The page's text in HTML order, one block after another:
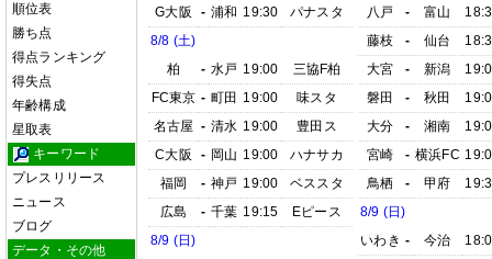
順位表
勝ち点
得点ランキング
得失点
年齢構成
星取表
キーワード
プレスリリース
ニュース
ブログ
データ・その他
G大阪
- 浦和 19:30
パナスタ
8/8 (土)
柏
- 水戸 19:00
三協F柏
FC東京 - 町田 19:00
味スタ
名古屋 - 清水 19:00
豊田ス
C大阪
- 岡山 19:00
ハナサカ
福岡
- 神戸 19:00
ベススタ
広島
- 千葉 19:15
Eピース
8/9 (日)
八戸
- 富山
藤枝
- 仙台
大宮
- 新潟
磐田
- 秋田
大分
- 湘南
宮崎
- 横浜FC
鳥栖
- 甲府
8/9 (日)
いわき - 今治